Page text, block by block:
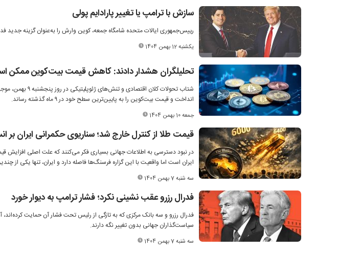
سازش با ترامپ یا تغییر پارادایم پولی
رییس‌جمهوری ایالات ‌متحده شامگاه جمعه، کوین وارش را به‌عنوان گزینه جدید
یکشنبه 12 بهمن 1404
تحلیلگران هشدار دادند: کاهش قیمت بیت‌کوین ممکن است تا ۷۰ هزار دلار
شتاب تحولات کلان
انداخت و قیمت بیت‌کوین را به پایین‌ترین سطح خود در ۹ ماه گذشته رساند.
جمعه 10 بهمن 1404
قیمت طلا از کنترل خارج شد؛ سناریوی حکمرانی ایران
در نبود دسترسی به اطلاعات جهانی بسیاری فکر می‌کنند که علت اصلی افزایش
ایران است اما واقعیت با این گزاره فرسنگ‌ها فاصله دارد و ایران، تنها یکی از
سه شنبه 7 بهمن 1404
فدرال رزرو عقب نشینی نکرد؛ فشار ترامپ به دیوار خورد
فدرال رزرو و سه بانک مرکزی که به تازگی از رئیس تحت فشار آن حمایت کرده‌اند،
سیاست‌گذاران جهانی بدون تغییر نگه دارند.
سه شنبه 7 بهمن 1404